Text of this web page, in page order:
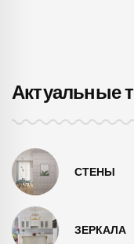
Актуальные
СТЕНЫ
ЗЕРКАЛА